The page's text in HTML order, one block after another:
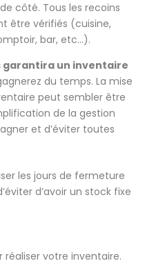
côté. Tous les recoins
être vérifiés (cuisine,
bar, etc…).
garantira un inventaire
du temps. La mise
peut sembler être
de la gestion
et d’éviter toutes
les jours de fermeture
d’avoir un stock fixe
votre inventaire.